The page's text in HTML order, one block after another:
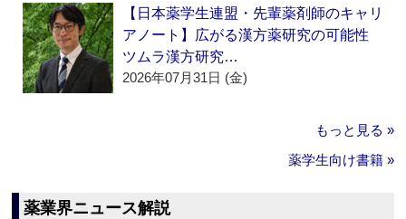
【日本薬学生連盟・先輩薬剤師のキャリ
アノート】広がる漢方薬研究の可能性
ツムラ漢方研究…
2026年07月31日 (金)
もっと見る »
薬学生向け書籍 »
薬業界ニュース解説